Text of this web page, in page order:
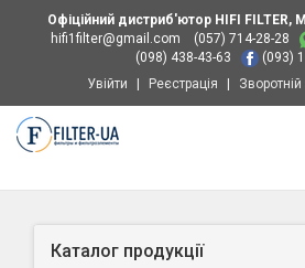
Офіційний дистриб'ютор HIFI FILTER,
hifi1filter@gmail.com
(057) 714-28-28
(098) 438-43-63
(093)
Увійти
Реєстрація
Каталог продукції